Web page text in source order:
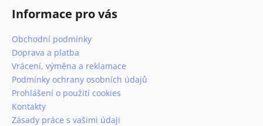
Informace pro vás
Obchodní podmínky
Doprava a platba
Vrácení, výměna a reklamace
Podmínky ochrany osobních údajů
Prohlášení o použití cookies
Kontakty
Zásady práce s vašimi údaji